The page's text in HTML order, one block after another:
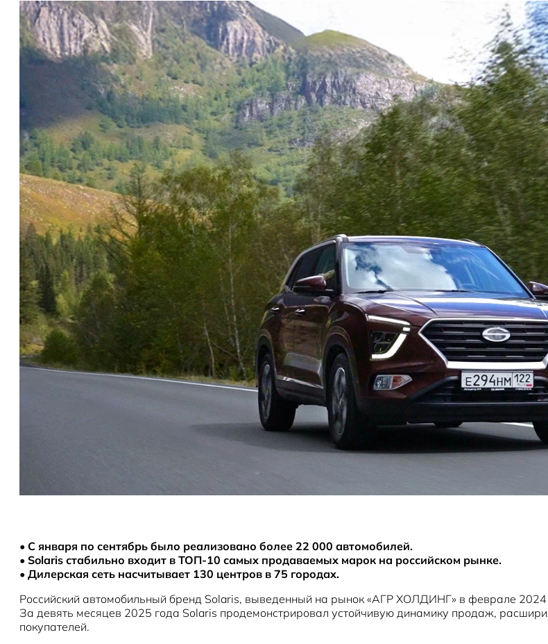
• С января по сентябрь было реализовано более 22 000 автомобилей.
• Solaris стабильно входит в ТОП-10 самых продаваемых марок на российском рынке.
• Дилерская сеть насчитывает 130 центров в 75 городах.
Российский автомобильный бренд Solaris, выведенный на рынок «АГР ХОЛДИНГ» в феврале 2024
За девять месяцев 2025 года Solaris продемонстрировал устойчивую динамику продаж,
покупателей.